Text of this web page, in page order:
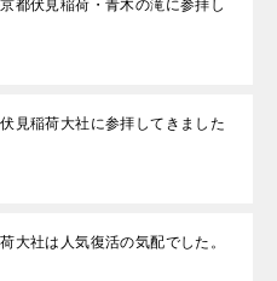
都伏見稲荷・青木の滝に参拝し
見稲荷大社に参拝してきました
大社は人気復活の気配でした。